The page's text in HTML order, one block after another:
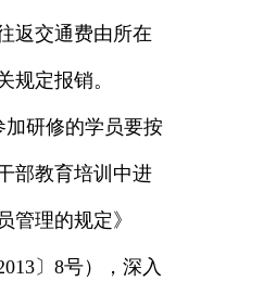
返交通费由所在
规定报销。
加研修的学员要按
部教育培训中进
管理的规定》
〕8号），深入